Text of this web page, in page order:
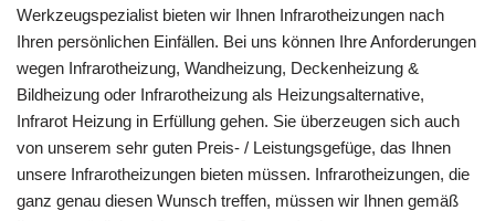
Werkzeugspezialist bieten wir Ihnen Infrarotheizungen nach
Ihren persönlichen Einfällen. Bei uns können Ihre Anforderungen
wegen Infrarotheizung, Wandheizung, Deckenheizung &
Bildheizung oder Infrarotheizung als Heizungsalternative,
Infrarot Heizung in Erfüllung gehen. Sie überzeugen sich auch
von unserem sehr guten Preis- / Leistungsgefüge, das Ihnen
unsere Infrarotheizungen bieten müssen. Infrarotheizungen, die
ganz genau diesen Wunsch treffen, müssen wir Ihnen gemäß